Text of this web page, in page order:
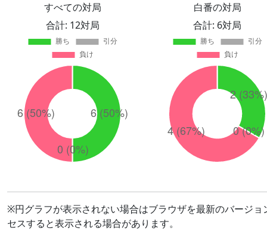
すべての対局
合計: 12対局
白番の対局
合計: 6対局
※円グラフが表示されない場合はブラウザを最新のバージ
セスすると表示される場合があります。